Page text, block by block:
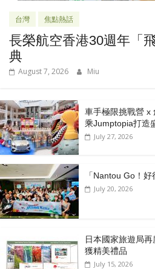
台灣 焦點熱話
長榮航空香港30週年「
典
August 7, 2026 Miu
車手極限挑戰營 x
乘Jumptopia打造
July 27, 2026
「Nantou Go！
July 20, 2026
日本國家旅遊局
獲精美禮品
July 15, 2026